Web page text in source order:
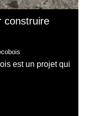
construire
est un projet qui